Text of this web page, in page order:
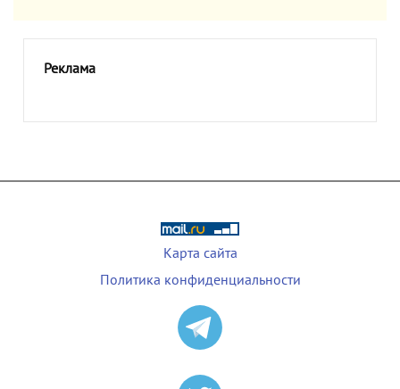
Реклама
Карта сайта
Политика конфиденциальности